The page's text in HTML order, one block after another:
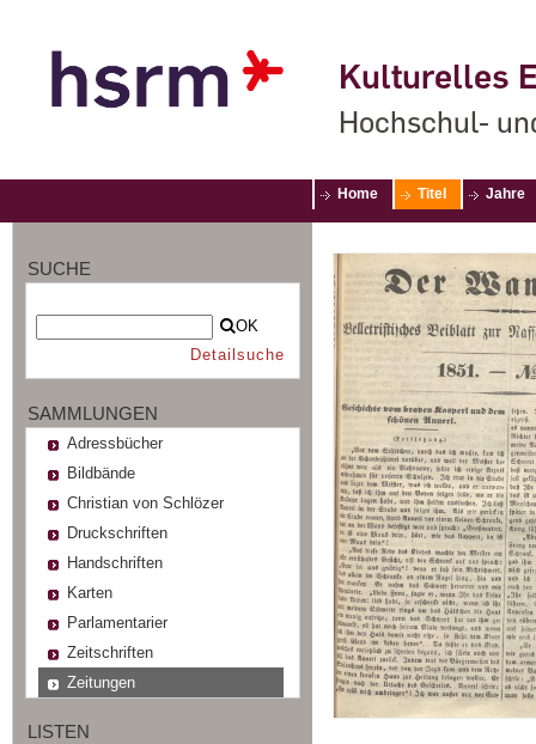
Kulturelles
Hochschul-
Home Titel Jahre
SUCHE
OK
Detailsuche
SAMMLUNGEN
Adressbücher
Bildbände
Christian von Schlözer
Druckschriften
Handschriften
Karten
Parlamentarier
Zeitschriften
Zeitungen
LISTEN